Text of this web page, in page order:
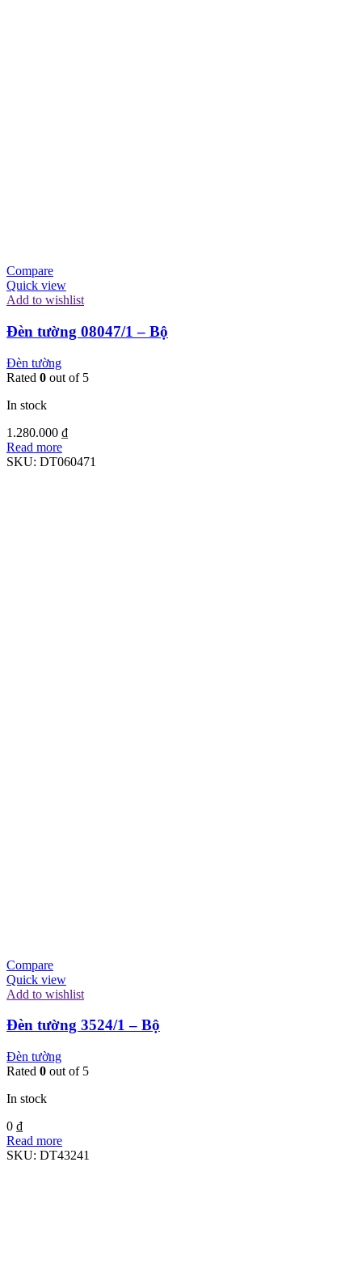
Compare
Quick view
Add to wishlist
Đèn tường 08047/1 – Bộ
Đèn tường
Rated 0 out of 5
In stock
1.280.000 ₫
Read more
SKU: DT060471
Compare
Quick view
Add to wishlist
Đèn tường 3524/1 – Bộ
Đèn tường
Rated 0 out of 5
In stock
0 ₫
Read more
SKU: DT43241